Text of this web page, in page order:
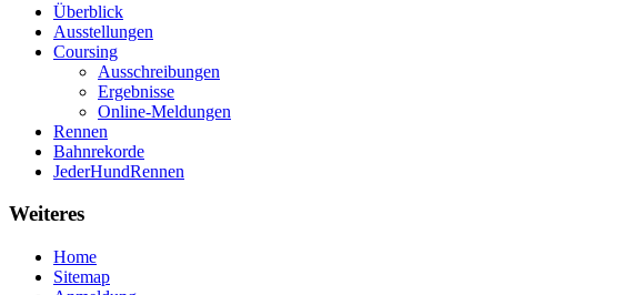
Überblick
Ausstellungen
Coursing
Ausschreibungen
Ergebnisse
Online-Meldungen
Rennen
Bahnrekorde
JederHundRennen
Weiteres
Home
Sitemap